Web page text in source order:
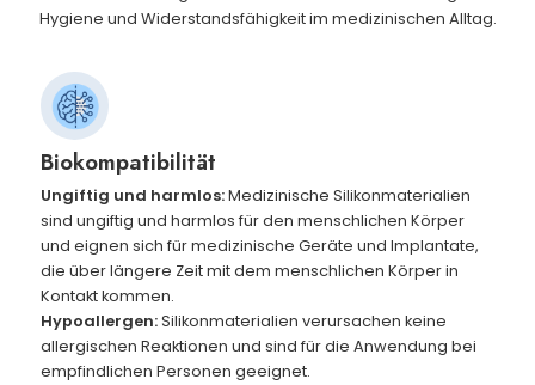
Hygiene und Widerstandsfähigkeit im medizinischen Alltag.
Biokompatibilität
Ungiftig und harmlos:Medizinische Silikonmaterialien
sind ungiftig und harmlos für den menschlichen Körper
und eignen sich für medizinische Geräte und Implantate,
die über längere Zeit mit dem menschlichen Körper in
Kontakt kommen.
Hypoallergen:Silikonmaterialien verursachen keine
allergischen Reaktionen und sind für die Anwendung bei
empfindlichen Personen geeignet.